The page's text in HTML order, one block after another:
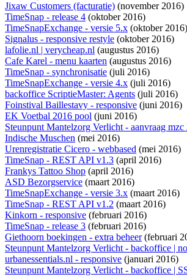
Jixaw Customers (facturatie) (november 2016)
TimeSnap - release 4 (oktober 2016)
TimeSnapExchange - versie 5.x (oktober 2016)
Signalus - responsive restyle (oktober 2016)
lafolie.nl | verycheap.nl (augustus 2016)
Cafe Karel - menu kaarten (augustus 2016)
TimeSnap - synchronisatie (juli 2016)
TimeSnapExchange - versie 4.x (juli 2016)
backoffice ScriptieMaster: Agents (juli 2016)
Foinstival Baillestavy - responsive (juni 2016)
EK Voetbal 2016 pool (juni 2016)
Steunpunt Mantelzorg Verlicht - aanvraag mzc
Indische Muschen (mei 2016)
Urenregistratie Cicero - webbased (mei 2016)
TimeSnap - REST API v1.3 (april 2016)
Frankys Tattoo Shop (april 2016)
ASD Bezorgservice (maart 2016)
TimeSnapExchange - versie 3.x (maart 2016)
TimeSnap - REST API v1.2 (maart 2016)
Kinkorn - responsive (februari 2016)
TimeSnap - release 3 (februari 2016)
Giethoorn boekingen - extra beheer(februari
Steunpunt Mantelzorg Verlicht - backoffice |
urbanessentials.nl - responsive (januari 2016)
Steunpunt Mantelzorg Verlicht - backoffice |